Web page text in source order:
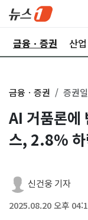
금융ㆍ증권 산업
금융ㆍ증권 증권
AI 거품론
스, 2.8% 하
신건웅 기자
2025.08.20 오후